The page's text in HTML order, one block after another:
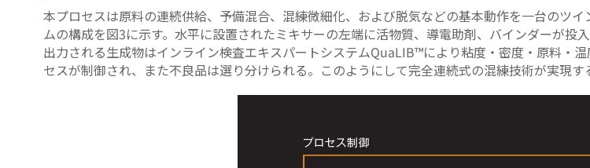
本プロセスは原料の連続供給、予備混合、混練微細化、および脱気などの基本動作を一台のツ
ムの構成を図3に示す。水平に設置されたミキサーの左端に活物質、導電助剤、バインダーが
出力される生成物はインライン検査エキスパートシステムQuaLIB™により粘度・密度・原料・
セスが制御され、また不良品は選り分けられる。このようにして完全連続式の混練技術が実現す